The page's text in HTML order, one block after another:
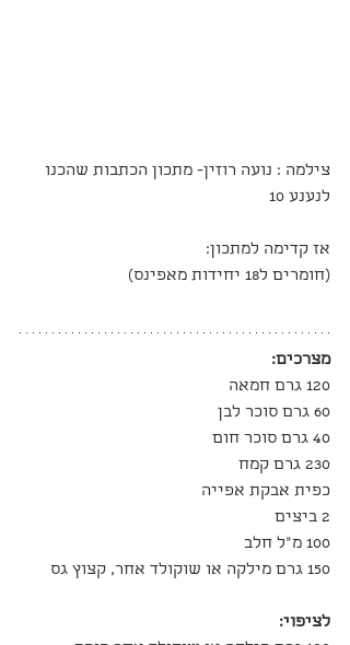
צילמה : נועה רוזין- מתכון הכתבות שהכנו
לנענע 10
אז קדימה למתכון:
(חומרים ל18 יחידות מאפינס)
מצרכים:
120 גרם חמאה
60 גרם סוכר לבן
40 גרם סוכר חום
230 גרם קמח
כפית אבקת אפייה
2 ביצים
100 מ"ל חלב
150 גרם מילקה או שוקולד אחר, קצוץ גס
לציפוי: